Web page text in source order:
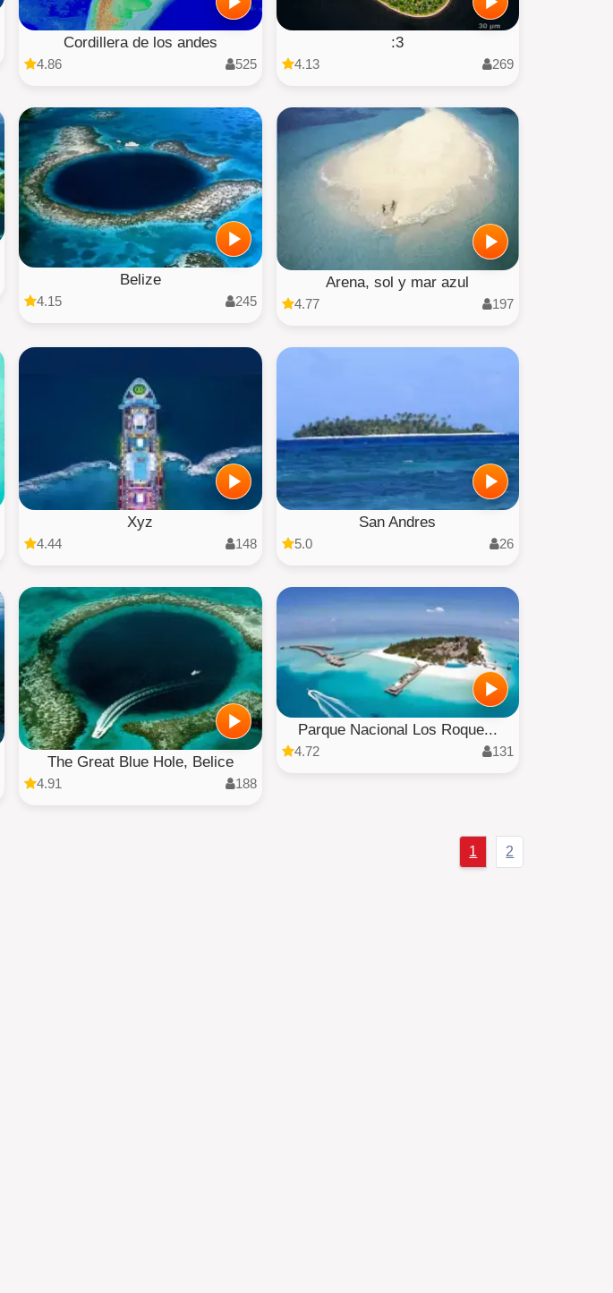
Cordillera de los andes
4.86 525
:3
4.13 269
Belize
4.15 245
Arena, sol y mar azul
4.77 197
Xyz
4.44 148
San Andres
5.0 26
The Great Blue Hole, Belice
4.91 188
Parque Nacional Los Roque...
4.72 131
1 2